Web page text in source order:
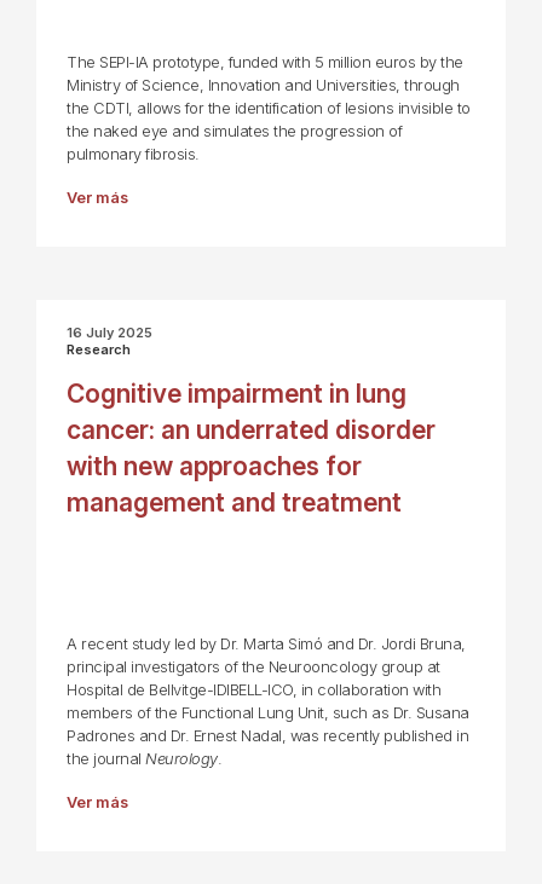
The SEPI-IA prototype, funded with 5 million euros by the
Ministry of Science, Innovation and Universities, through
the CDTI, allows for the identification of lesions invisible to
the naked eye and simulates the progression of
pulmonary fibrosis.
Ver más
16 July 2025
Research
Cognitive impairment in lung
cancer: an underrated disorder
with new approaches for
management and treatment
A recent study led by Dr. Marta Simó and Dr. Jordi Bruna,
principal investigators of the Neurooncology group at
Hospital de Bellvitge-IDIBELL-ICO, in collaboration with
members of the Functional Lung Unit, such as Dr. Susana
Padrones and Dr. Ernest Nadal, was recently published in
the journal Neurology.
Ver más